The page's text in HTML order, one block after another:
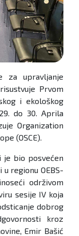
za upravljanje
Prvom
i ekološkog
do 30. Aprila
Organization
(OSCE).
je bio posvećen
regionu OEBS-
održivom
sesije IV koja
dobrog
kroz
Emir Bašić